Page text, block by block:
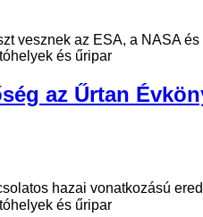
vesznek az ESA, a NASA
és űripar
az Űrtan
hazai vonatkozású
és űripar